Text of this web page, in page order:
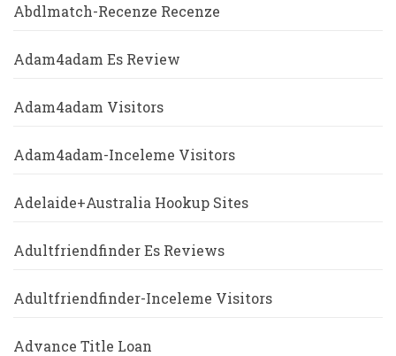
Abdlmatch-Recenze Recenze
Adam4adam Es Review
Adam4adam Visitors
Adam4adam-Inceleme Visitors
Adelaide+Australia Hookup Sites
Adultfriendfinder Es Reviews
Adultfriendfinder-Inceleme Visitors
Advance Title Loan